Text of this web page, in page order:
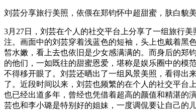
刘芸分享旅行美照，依偎在郑钧怀中超甜蜜，肤白貌
3月27日，刘芸在个人的社交平台上分享了一组旅行
注。画面中的刘芸穿着浅蓝色的短袖，头上也戴着黑
皙水嫩，看上去也依旧是少女感满满的。而身后的郑
的他们，一如既往的甜蜜恩爱，堪称是娱乐圈中的模
不得移开眼了。刘芸还晒出了一组风景美照，看得出
了。近段时间以来，刘芸也频繁的在个人的社交平台
也已经出道多年，曾经也凭借着超高的颜值和精湛的
芸也和李小璐是特别好的姐妹，一度调侃要让自己的